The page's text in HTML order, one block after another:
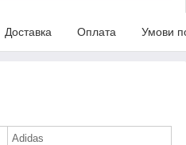
Доставка Оплата Умови
Adidas